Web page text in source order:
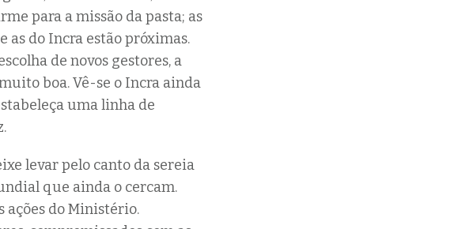
para a missão da pasta; as
as do Incra estão próximas.
de novos gestores, a
boa. Vê-se o Incra ainda
uma linha de
levar pelo canto da sereia
que ainda o cercam.
ações do Ministério.